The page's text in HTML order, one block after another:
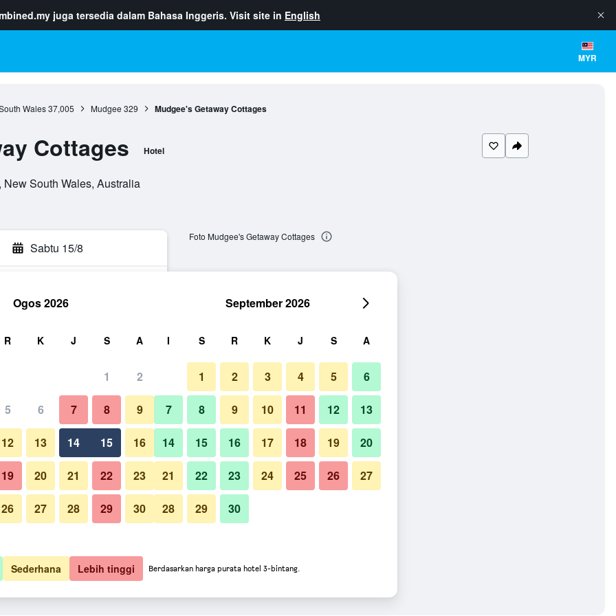
juga tersedia dalam Bahasa Inggeris. Visit site in English
MYR
Wales 37,005 Mudgee 329 Mudgee's Getaway Cottages
Cottages Hotel
South Wales, Australia
Sabtu 15/8
Paparkan Harga
Paparkan Harga
Foto Mudgee's Getaway Cottages
Ogos 2026
R K J S A
1 2
5 6 7 8 9
12 13 14 15 16
19 20 21 22 23
26 27 28 29 30
September 2026
I S R K J S A
1 2 3 4 5 6
7 8 9 10 11 12 13
14 15 16 17 18 19 20
21 22 23 24 25 26 27
28 29 30
Sederhana Lebih tinggi Berdasarkan harga purata hotel 3-bintang.